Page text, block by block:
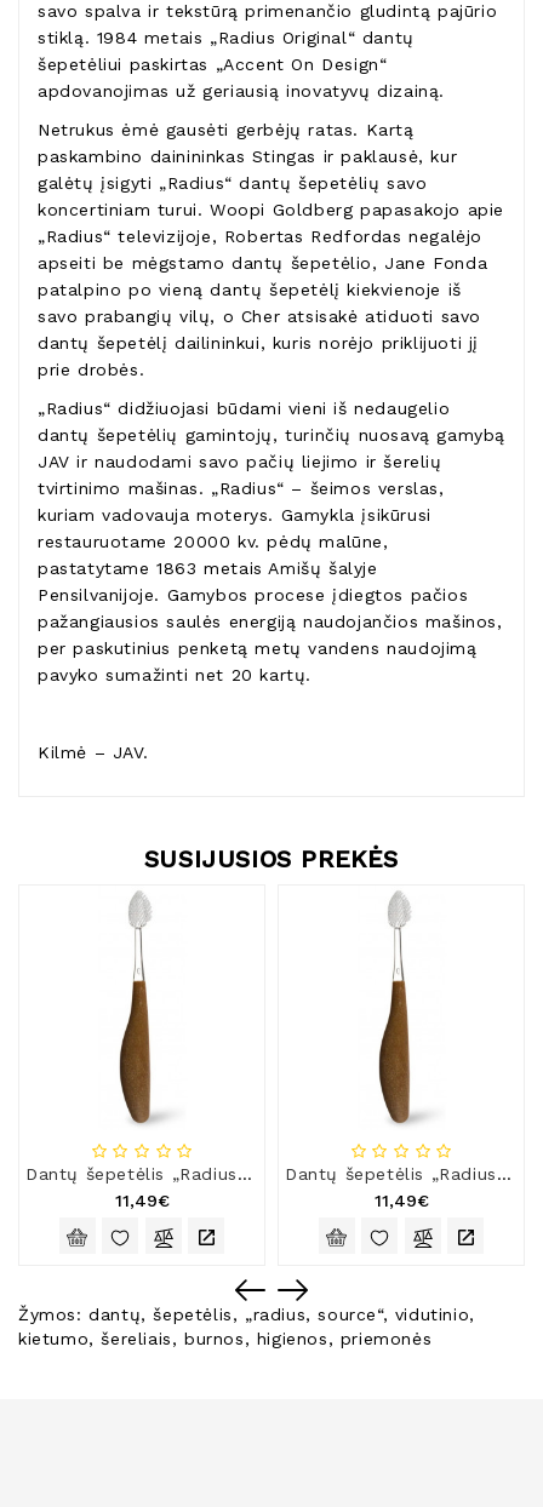
savo spalva ir tekstūrą primenančio gludintą pajūrio
stiklą. 1984 metais „Radius Original“ dantų
šepetėliui paskirtas „Accent On Design“
apdovanojimas už geriausią inovatyvų dizainą.
Netrukus ėmė gausėti gerbėjų ratas. Kartą
paskambino dainininkas Stingas ir paklausė, kur
galėtų įsigyti „Radius“ dantų šepetėlių savo
koncertiniam turui. Woopi Goldberg papasakojo apie
„Radius“ televizijoje, Robertas Redfordas negalėjo
apseiti be mėgstamo dantų šepetėlio, Jane Fonda
patalpino po vieną dantų šepetėlį kiekvienoje iš
savo prabangių vilų, o Cher atsisakė atiduoti savo
dantų šepetėlį dailininkui, kuris norėjo priklijuoti jį
prie drobės.
„Radius“ didžiuojasi būdami vieni iš nedaugelio
dantų šepetėlių gamintojų, turinčių nuosavą gamybą
JAV ir naudodami savo pačių liejimo ir šerelių
tvirtinimo mašinas. „Radius“ – šeimos verslas,
kuriam vadovauja moterys. Gamykla įsikūrusi
restauruotame 20000 kv. pėdų malūne,
pastatytame 1863 metais Amišų šalyje
Pensilvanijoje. Gamybos procese įdiegtos pačios
pažangiausios saulės energiją naudojančios mašinos,
per paskutinius penketą metų vandens naudojimą
pavyko sumažinti net 20 kartų.
Kilmė – JAV.
SUSIJUSIOS PREKĖS
Dantų šepetėlis „Radius Source“ labai minkštais šereliais
11,49€
Dantų šepetėlis „Radius Source“ minkštais šereliais
11,49€
Žymos:dantų,šepetėlis, „radius,source“, vidutinio,
kietumo,šereliais,burnos, higienos, priemonės